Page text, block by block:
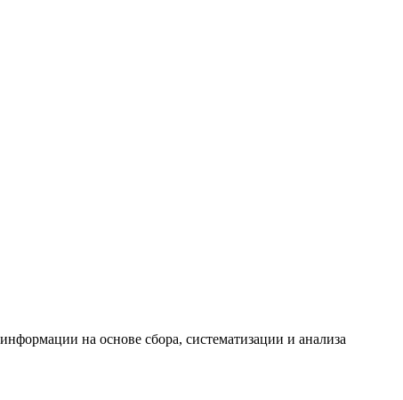
на основе сбора, систематизации и анализа